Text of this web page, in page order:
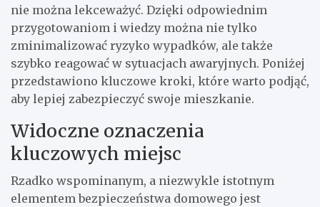
nie można lekceważyć. Dzięki odpowiednim
przygotowaniom i wiedzy można nie tylko
zminimalizować ryzyko wypadków, ale także
szybko reagować w sytuacjach awaryjnych. Poniżej
przedstawiono kluczowe kroki, które warto podjąć,
aby lepiej zabezpieczyć swoje mieszkanie.
Widoczne oznaczenia
kluczowych miejsc
Rzadko wspominanym, a niezwykle istotnym
elementem bezpieczeństwa domowego jest